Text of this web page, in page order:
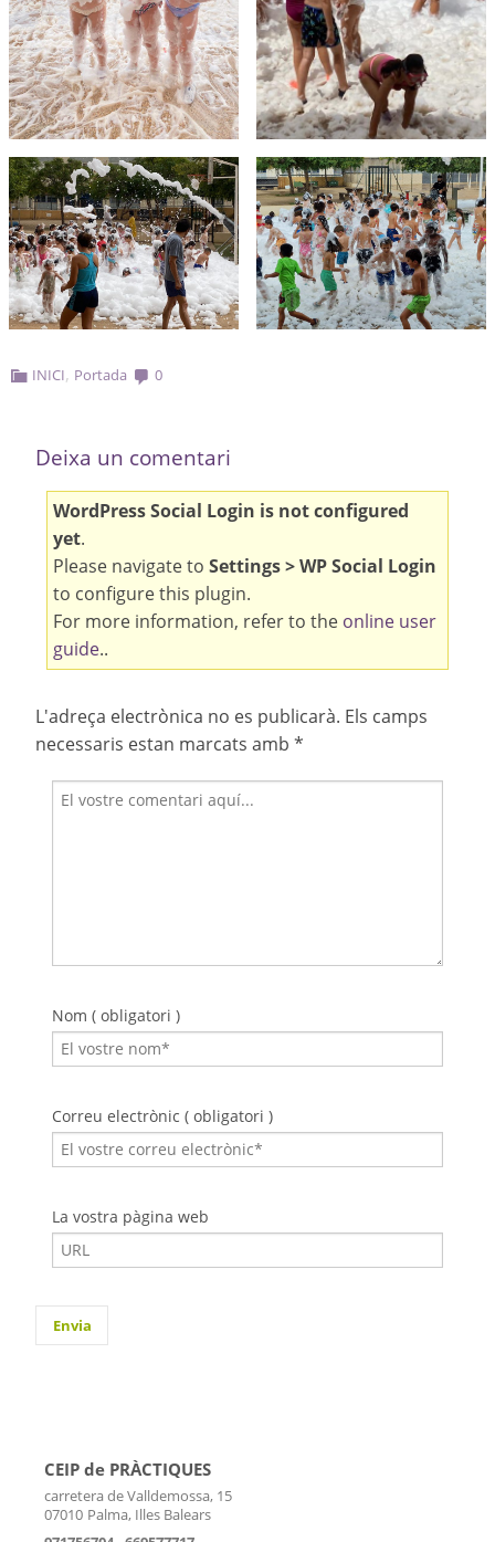
INICI, Portada 0
Deixa un comentari
WordPress Social Login is not configured
yet.
Please navigate to Settings > WP Social Login
to configure this plugin.
For more information, refer to the online user
guide..
L'adreça electrònica no es publicarà. Els camps
necessaris estan marcats amb *
Nom ( obligatori )
Correu electrònic ( obligatori )
La vostra pàgina web
CEIP de PRÀCTIQUES
carretera de Valldemossa, 15
07010 Palma, Illes Balears